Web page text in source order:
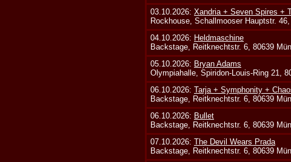
03.10.2026:Xandria + Seven Spires +
Rockhouse, Schallmooser Hauptstr.
04.10.2026: Heldmaschine
Backstage, Reitknechtstr. 6, 80639
05.10.2026: Bryan Adams
Olympiahalle, Spiridon-Louis-Ring 21,
06.10.2026:Tarja + Symphonity +
Backstage, Reitknechtstr. 6, 80639
06.10.2026: Bullet
Backstage, Reitknechtstr. 6, 80639
07.10.2026:The Devil Wears Prada
Backstage, Reitknechtstr. 6, 80639